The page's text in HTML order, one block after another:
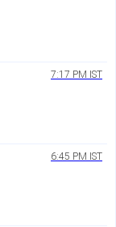
7:17 PM IST
6:45 PM IST